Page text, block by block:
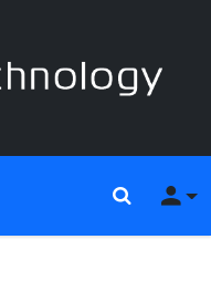
Поиск